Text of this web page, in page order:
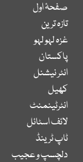
صفحۂ اول
تازہ ترین
غزہ لہو لہو
پاکستان
انٹر نیشنل
کھیل
انٹرٹینمنٹ
لائف اسٹائل
ٹاپ ٹرینڈ
دلچسپ و عجیب